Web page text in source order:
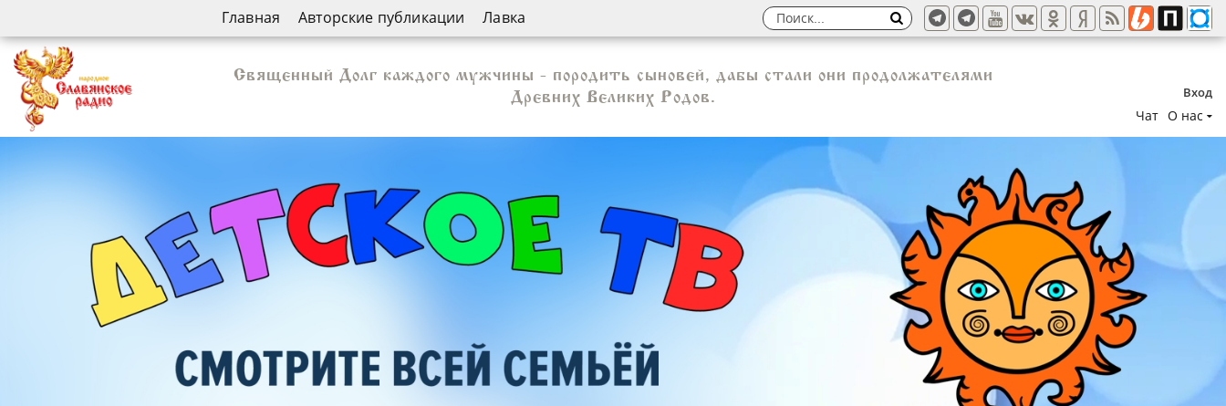
Главная Авторские публикации Лавка
Вход
Чат О нас
Священный Долг каждого мужчины - породить сыновей, дабы стали они продолжателями
Древних Великих Родов.